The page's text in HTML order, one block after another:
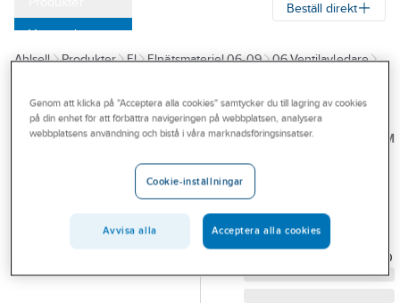
Varumärken
Kampanjer
Outlet
Branscher
Beställ direkt
Ahlsell Produkter El Elnätsmateriel 06-09
06 Ventilavledare
TE
CONNECTIVITY/RAYCHEM
Ventilavledare 1
HDA-01MA-NFF
Artikelnummer:
CR6026-000
Genom att klicka på "Acceptera alla cookies" samtycker du till lagring av cookies
på din enhet för att förbättra navigeringen på webbplatsen, analysera
webbplatsens användning och bistå i våra marknadsföringsinsatser.
Cookie-inställningar
Avvisa alla Acceptera alla cookies